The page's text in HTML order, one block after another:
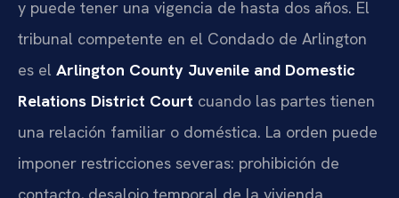
y puede tener una vigencia de hasta dos años. El
tribunal competente en el Condado de Arlington
es el Arlington County Juvenile and Domestic
Relations District Court cuando las partes tienen
una relación familiar o doméstica. La orden puede
imponer restricciones severas: prohibición de